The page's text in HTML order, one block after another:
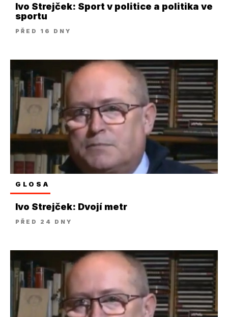
Ivo Strejček: Sport v politice a politika ve
sportu
PŘED 16 DNY
GLOSA
Ivo Strejček: Dvojí metr
PŘED 24 DNY